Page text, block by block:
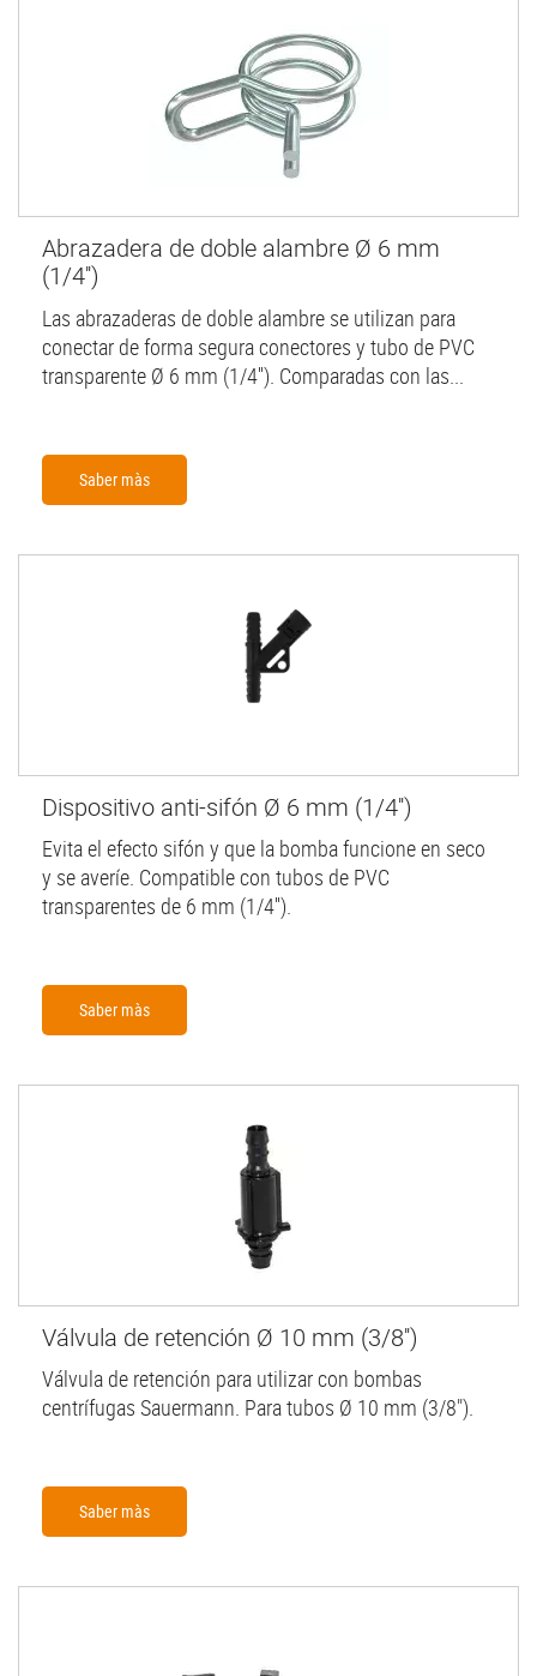
Abrazadera de doble alambre Ø 6 mm
(1/4'')
Las abrazaderas de doble alambre se utilizan para
conectar de forma segura conectores y tubo de PVC
transparente Ø 6 mm (1/4''). Comparadas con las...
Saber màs
Dispositivo anti-sifón Ø 6 mm (1/4'')
Evita el efecto sifón y que la bomba funcione en seco
y se averíe. Compatible con tubos de PVC
transparentes de 6 mm (1/4'').
Saber màs
Válvula de retención Ø 10 mm (3/8'')
Válvula de retención para utilizar con bombas
centrífugas Sauermann. Para tubos Ø 10 mm (3/8").
Saber màs